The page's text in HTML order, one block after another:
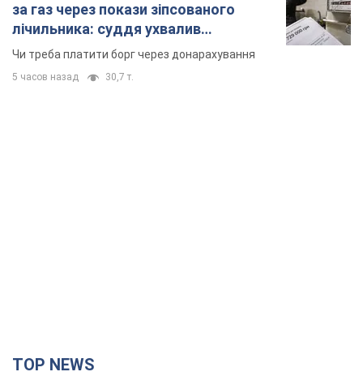
за газ через покази зіпсованого
лічильника: суддя ухвалив
неочікуване рішення
Чи треба платити борг через донарахування
5 часов назад 30,7 т.
TOP NEWS